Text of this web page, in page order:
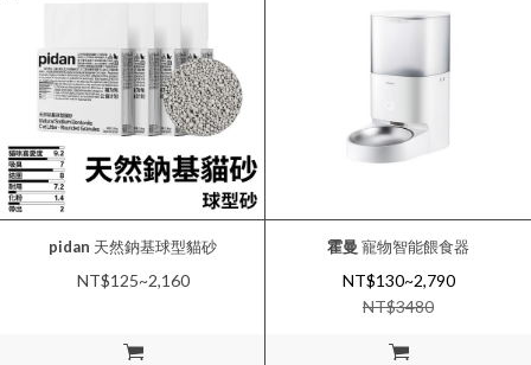
加入購物車
pidan 天然鈉基球型貓砂
NT$125~2,160
加入購物車
霍曼 寵物智能餵食器
NT$130~2,790
NT$3480